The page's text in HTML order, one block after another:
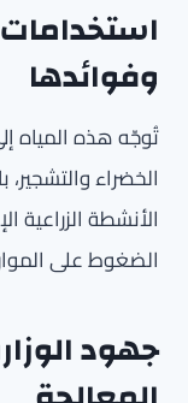
استخدامات
وفوائدها
تُوجّه هذه المياه
الخضراء
الأنشطة الزراعية
الضغوط على
جهود